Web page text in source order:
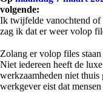
volgende:
Ik twijfelde vanochtend of
zag ik dat er weer volop
Zolang er volop files
Niet iedereen heeft de
werkzaamheden niet
werkgever eist dat